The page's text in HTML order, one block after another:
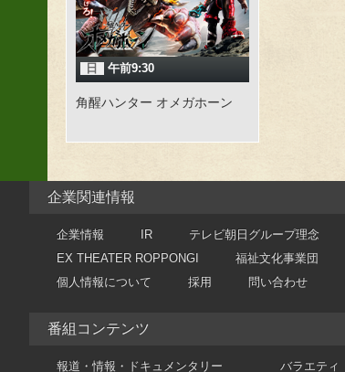
日 午前9:30
角醒ハンター オメガホーン
企業関連情報
企業情報 IR テレビ朝日グループ理念
EX THEATER ROPPONGI
福祉文化事業団
個人情報について
採用 問い合わせ
番組コンテンツ
報道・情報・ドキュメンタリー バラエティ